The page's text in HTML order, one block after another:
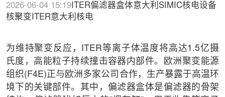
2026-06-04 15:19ITER偏滤器盒体意大利 SIMIC核电设备
核聚变 ITER意大利核电
为维持聚变反应，ITER等离子体温度将高达1.5亿摄
氏度，高能粒子持续撞击容器内部件。欧洲聚变能源
组织(F4E)正与欧洲多家公司合作，生产暴露于高温环
境下的关键部件。其中，偏滤器盒体是偏滤器的骨架